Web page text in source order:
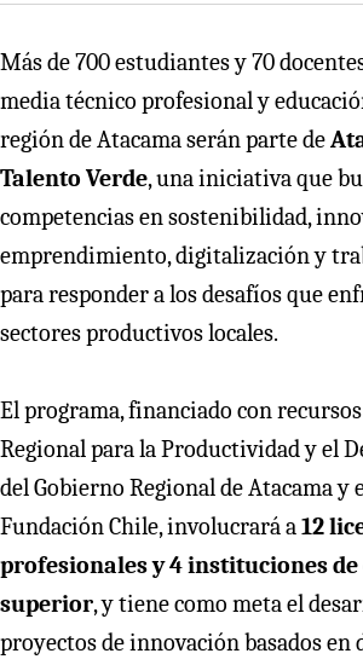
Más de 700 estudiantes y 70
media técnico profesional y
región de Atacama serán parte de
Talento Verde, una iniciativa que
competencias en sostenibilidad,
emprendimiento, digitalización y
para responder a los desafíos que
sectores productivos locales.
El programa, financiado con
Regional para la Productividad y el
del Gobierno Regional de Atacama y
Fundación Chile, involucrará a12
profesionales y 4 instituciones
superior, y tiene como meta el
proyectos de innovación basados en